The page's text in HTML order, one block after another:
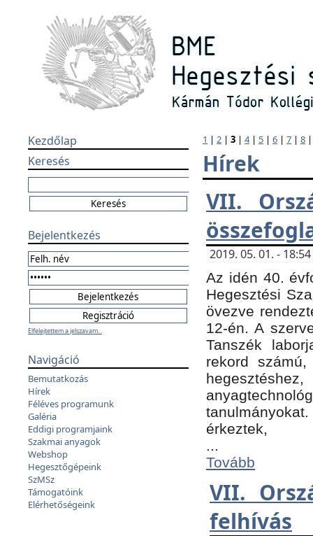
Kezdőlap
Keresés
Bejelentkezés
Elfelejtettem a jelszavam...
Navigáció
Bemutatkozás
Hírek
Féléves programunk
Galéria
Eddigi programjaink
Szakmai anyagok
Webshop
Hegesztőgépeink
SzMSz
Támogatóink
Elérhetőségeink
1 | 2 | 3 | 4| 5 | 6 | 7 | 8
Hírek
VII.
2019. 05. 01. -
Az idén 40.
Hegesztési
övezve
12-én. A
Tanszék
rekord
érkeztek,
...
Tovább
VII.
felhívás